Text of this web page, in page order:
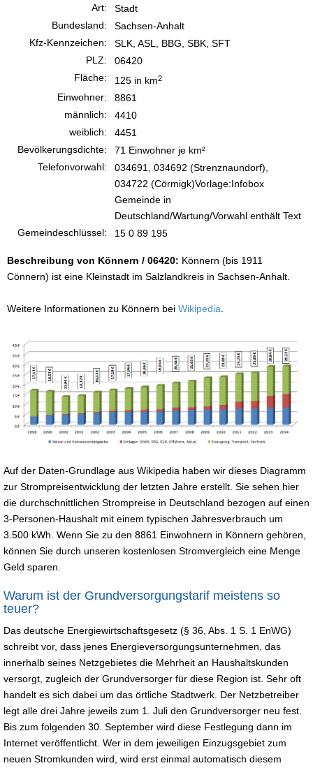
Art:
Stadt
Bundesland:
Sachsen-Anhalt
Kfz-Kennzeichen:
SLK, ASL, BBG, SBK, SFT
PLZ:
06420
Fläche:
125 in km2
Einwohner:
8861
männlich:
4410
weiblich:
4451
Bevölkerungsdichte:
71 Einwohner je km²
Telefonvorwahl:
034691, 034692 (Strenznaundorf),
034722 (Cörmigk)Vorlage:Infobox
Gemeinde in
Deutschland/Wartung/Vorwahl enthält Text
Gemeindeschlüssel:
15 0 89 195
Beschreibung von Könnern / 06420: Könnern (bis 1911
Cönnern) ist eine Kleinstadt im Salzlandkreis in Sachsen-Anhalt.
Weitere Informationen zu Könnern bei Wikipedia
Auf der Daten-Grundlage aus Wikipedia haben wir dieses Diagramm
zur Strompreisentwicklung der letzten Jahre erstellt. Sie sehen hier
die durchschnittlichen Strompreise in Deutschland bezogen auf einen
3-Personen-Haushalt mit einem typischen Jahresverbrauch um
3.500 kWh. Wenn Sie zu den 8861 Einwohnern in Könnern gehören,
können Sie durch unseren kostenlosen Stromvergleich eine Menge
Geld sparen.
Warum ist der Grundversorgungstarif meistens so
teuer?
Das deutsche Energiewirtschaftsgesetz (§ 36, Abs. 1 S. 1 EnWG)
schreibt vor, dass jenes Energieversorgungsunternehmen, das
innerhalb seines Netzgebietes die Mehrheit an Haushaltskunden
versorgt, zugleich der Grundversorger für diese Region ist. Sehr oft
handelt es sich dabei um das örtliche Stadtwerk. Der Netzbetreiber
legt alle drei Jahre jeweils zum 1. Juli den Grundversorger neu fest.
Bis zum folgenden 30. September wird diese Festlegung dann im
Internet veröffentlicht. Wer in dem jeweiligen Einzugsgebiet zum
neuen Stromkunden wird, wird erst einmal automatisch diesem